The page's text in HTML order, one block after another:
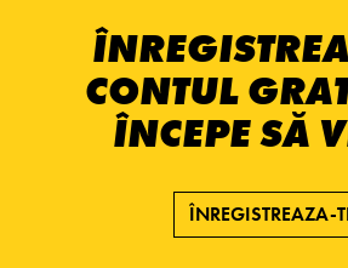
CONTUL
ÎNCEPE SĂ
ÎNREGISTREAZA-